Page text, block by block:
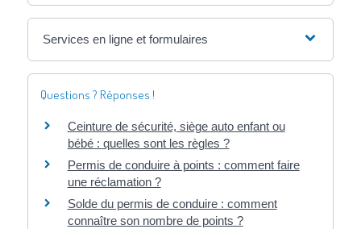
Services en ligne et formulaires
Questions ? Réponses !
Ceinture de sécurité, siège auto enfant ou
bébé : quelles sont les règles ?
Permis de conduire à points : comment faire
une réclamation ?
Solde du permis de conduire : comment
connaître son nombre de points ?